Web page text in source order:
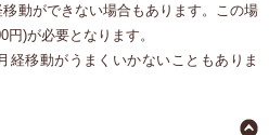
動ができない場合もあります。この場
)が必要となります。
経移動がうまくいかないこともありま